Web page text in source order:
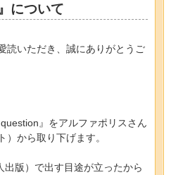
について
読いただき、誠にありがとうご
』をアルファポリスさん
）から取り下げます。
版）で出す目途が立ったから